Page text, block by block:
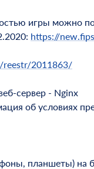
игры можно
https://
reestr/2011863/
сервер - Nginx
об условиях
планшеты) на